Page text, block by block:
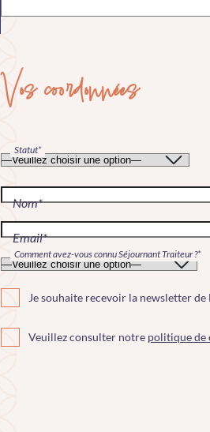
Vos coordonnées
Statut*
Nom*
Email*
Comment avez-vous connu Séjournant Traiteur ?*
Je souhaite recevoir la newsletter
Veuillez consulter notre politique